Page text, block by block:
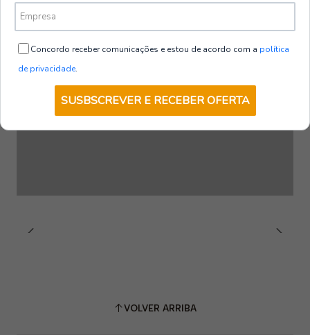
VOLVER ARRIBA
Concordo receber comunicações e estou de acordo com a política
de privacidade.
SUSBSCREVER E RECEBER OFERTA